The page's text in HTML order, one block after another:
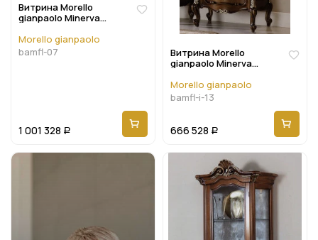
Витрина Morello
gianpaolo Minerva
Morello gianpaolo
bamfl-07
1 001 328 Р
Витрина Morello
gianpaolo Minerva
Morello gianpaolo
bamfl-i-13
666 528 Р